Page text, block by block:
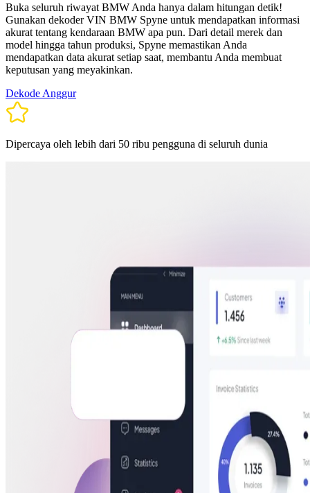
Buka seluruh riwayat BMW Anda hanya dalam hitungan detik!
Gunakan dekoder VIN BMW Spyne untuk mendapatkan informasi
akurat tentang kendaraan BMW apa pun. Dari detail merek dan
model hingga tahun produksi, Spyne memastikan Anda
mendapatkan data akurat setiap saat, membantu Anda membuat
keputusan yang meyakinkan.
Dekode Anggur
Dipercaya oleh lebih dari 50 ribu pengguna di seluruh dunia